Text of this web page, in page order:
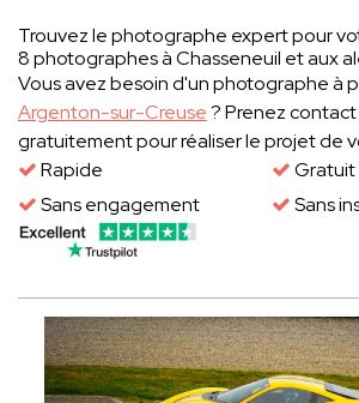
Trouvez le photographe expert pour
8 photographes à Chasseneuil et aux
Vous avez besoin d'un photographe à
Argenton-sur-Creuse? Prenez
gratuitement pour réaliser le projet de
Rapide
Gratuit
Sans engagement
Sans